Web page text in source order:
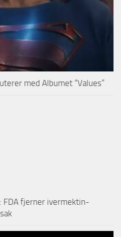
med Albumet “Values”
FDA fjerner ivermektin-